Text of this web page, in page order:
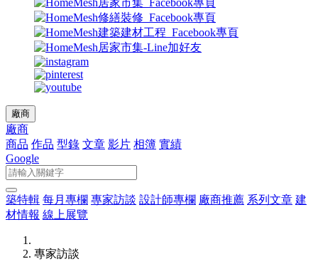
廠商
廠商
商品 作品 型錄 文章 影片 相簿 實績
Google
築特輯 每月專欄 專家訪談 設計師專欄 廠商推薦 系列文章 建
材情報 線上展覽
專家訪談